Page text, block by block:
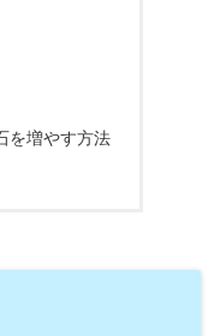
を増やす方法